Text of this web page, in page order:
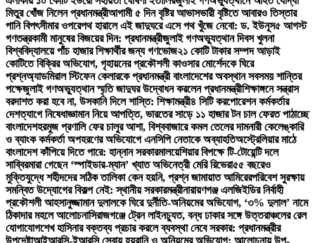
মিতুর খোঁজ নিলেন প্রধানমন্ত্রীআগামী ৫ দিন বৃষ্টির আভাসভারী বৃষ্টিতে আবারও তিস্তার
পানি বিপৎসীমার ওপরেপথ হারালে এই জাদুঘরে এসে পথ খুঁজে নেবো: ড. ইউনূস৫ আগস্ট
গণতন্ত্রকামী মানুষের বিজয়ের দিন: প্রধানমন্ত্রীজুলাই গণঅভ্যুত্থান দিবস খুলনা
বিশ্ববিদ্যালয়ে পাঁচ হাজার শিক্ষার্থীর জন্য গণভোজ২১ কোটি টাকার সম্পদ আড়াই
কোটিতে বিক্রির অভিযোগ, গৃহায়নের প্রকৌশলী কাওসার মোর্শেদকে ঘিরে
প্রশ্নঅ্যাডমিরাল স্টিফেন কেলারকে প্রধানমন্ত্রী বাংলাদেশের অবস্থান সবসময় শান্তির
পক্ষেজুলাই গণঅভ্যুত্থান স্মৃতি জাদুঘর উদ্বোধন করলেন প্রধানমন্ত্রীশিক্ষাঙ্গনে সন্ত্রাস
বরদাশত করা হবে না, উসকানি দিলে শাস্তি: শিক্ষামন্ত্রী৪ সিটি করপোরেশন কর্মকর্তার
দেশত্যাগে নিষেধাজ্ঞামান নিয়ে আপত্তি, ভারতের সাড়ে ১১ হাজার টন চাল ফেরত পাঠাচ্ছে
বাংলাদেশহরমুজ প্রণালি ফের চালুর আশা, বিশ্ববাজারে কমল তেলের দামনারী কেলেঙ্কারি
ও ব্যাংক কর্মকর্তা অপহরণের অভিযোগে এনসিপি নেতাকে অব্যাহতিঅস্ট্রেলিয়ার মাঠে
বাংলাদেশ কাঁপিয়ে দিতে পারে: হান্নান সরকারমালয়েশিয়ার বিপক্ষে টি-টোয়েন্টি দলে
সাব্বিরমারা গেছেন ‘স্পাইডার-ম্যান’ খ্যাত অভিনেত্রী মেরি রিভেরা৫৫ বছরেও
মুক্তিযুদ্ধে শহীদদের সঠিক তালিকা কেন হয়নি, প্রশ্ন জামায়াত আমিরেরপরিবেশ সুরক্ষায়
সমন্বিত উদ্যোগের বিকল্প নেই: স্থানীয় সরকারমন্ত্রীনারায়ণগঞ্জ এলজিইডির নির্বাহী
প্রকৌশলী আহসানুজ্জামান দুলালকে ঘিরে দুর্নীতি-অনিয়মের অভিযোগ, ‘৩% দুলাল’ নামে
ঠিকাদার মহলে আলোচনাসিরাজগঞ্জে ট্রেন লাইনচ্যুত, বন্ধ ঢাকার সঙ্গে উত্তরাঞ্চলের রেল
যোগাযোগশেখ হাসিনার বক্তব্য প্রচার করলে ব্যবস্থা নেবে সরকার: প্রধানমন্ত্রীর